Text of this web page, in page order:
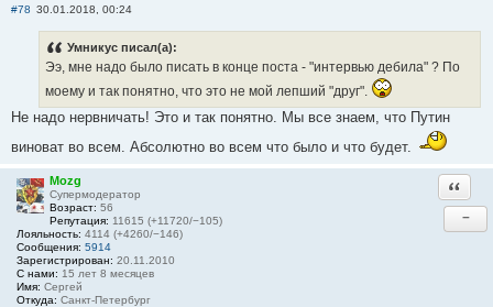
#78 30.01.2018, 00:24
Умникус писал(а):
Ээ, мне надо было писать в конце поста - "интервью дебила" ? По
моему и так понятно, что это не мой лепший "друг".
Не надо нервничать! Это и так понятно. Мы все знаем, что Путин
виноват во всем. Абсолютно во всем что было и что будет.
Mozg
Супермодератор
Возраст: 56
Репутация: 11615 (+11720/−105)
Лояльность: 4114 (+4260/−146)
Сообщения: 5914
Зарегистрирован: 20.11.2010
С нами: 15 лет 8 месяцев
Имя: Сергей
Откуда: Санкт-Петербург
−